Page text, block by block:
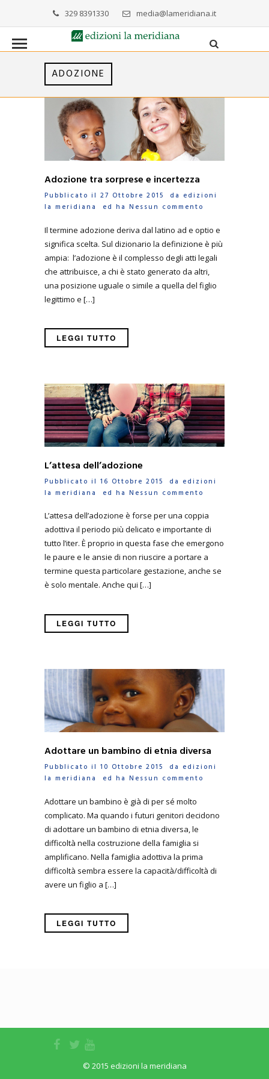
329 8391330 media@lameridiana.it
ADOZIONE
Adozione tra sorprese e incertezza
Pubblicato il 27 Ottobre 2015 da edizioni
la meridiana
ed ha Nessun commento
Il termine adozione deriva dal latino ad e optio e
significa scelta. Sul dizionario la definizione è più
ampia: l’adozione è il complesso degli atti legali
che attribuisce, a chi è stato generato da altri,
una posizione uguale o simile a quella del figlio
legittimo e […]
LEGGI TUTTO
L’attesa dell’adozione
Pubblicato il 16 Ottobre 2015 da edizioni
la meridiana
ed ha Nessun commento
L’attesa dell’adozione è forse per una coppia
adottiva il periodo più delicato e importante di
tutto l’iter. È proprio in questa fase che emergono
le paure e le ansie di non riuscire a portare a
termine questa particolare gestazione, anche se
è solo mentale. Anche qui […]
LEGGI TUTTO
Adottare un bambino di etnia diversa
Pubblicato il 10 Ottobre 2015 da edizioni
la meridiana
ed ha Nessun commento
Adottare un bambino è già di per sé molto
complicato. Ma quando i futuri genitori decidono
di adottare un bambino di etnia diversa, le
difficoltà nella costruzione della famiglia si
amplificano. Nella famiglia adottiva la prima
difficoltà sembra essere la capacità/difficoltà di
avere un figlio a […]
LEGGI TUTTO
© 2015 edizioni la meridiana